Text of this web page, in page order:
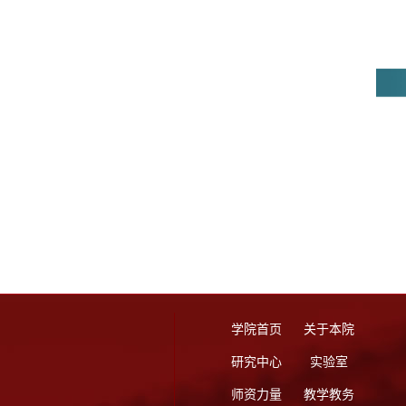
学院首页 关于本院
研究中心 实验室
师资力量 教学教务